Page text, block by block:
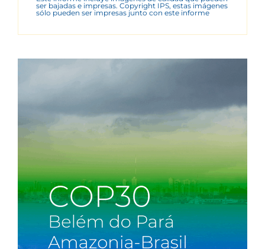
ser bajadas e impresas. Copyright IPS, estas imágenes
sólo pueden ser impresas junto con este informe